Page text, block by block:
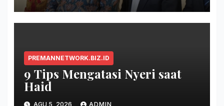
PREMANNETWORK.BIZ.ID
9 Tips Mengatasi Nyeri saat
Haid
AGU 5, 2026 ADMIN